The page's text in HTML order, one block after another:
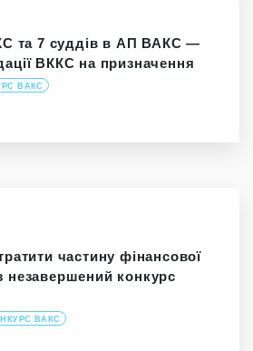
та 7 суддів в АП ВАКС —
ВККС на призначення
ВАКС
частину фінансової
незавершений конкурс
ВАКС